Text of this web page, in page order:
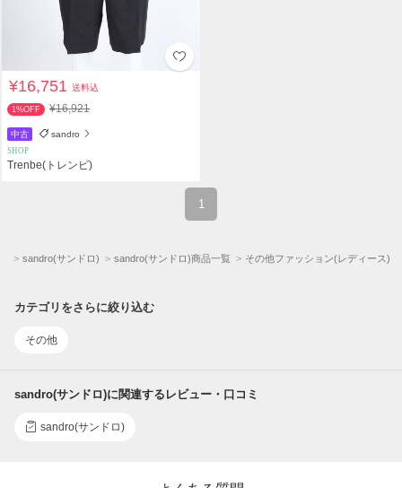
¥16,751送料込
1%OFF ¥16,921
中古 sandro
SHOP
Trenbe(トレンビ)
1
sandro(サンドロ) sandro(サンドロ)商品一覧 その他ファッション(レディース)
カテゴリをさらに絞り込む
その他
sandro(サンドロ)に関連するレビュー・口コミ
sandro(サンドロ)